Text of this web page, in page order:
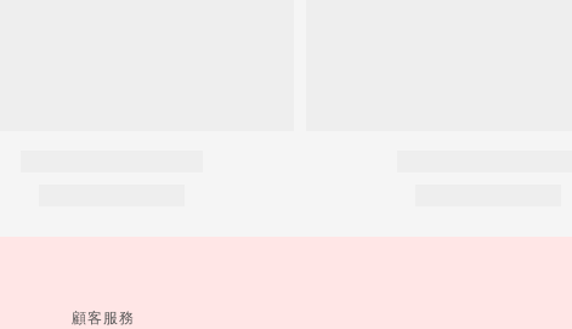
顧客服務